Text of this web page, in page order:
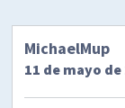
MichaelMup
11 de mayo de